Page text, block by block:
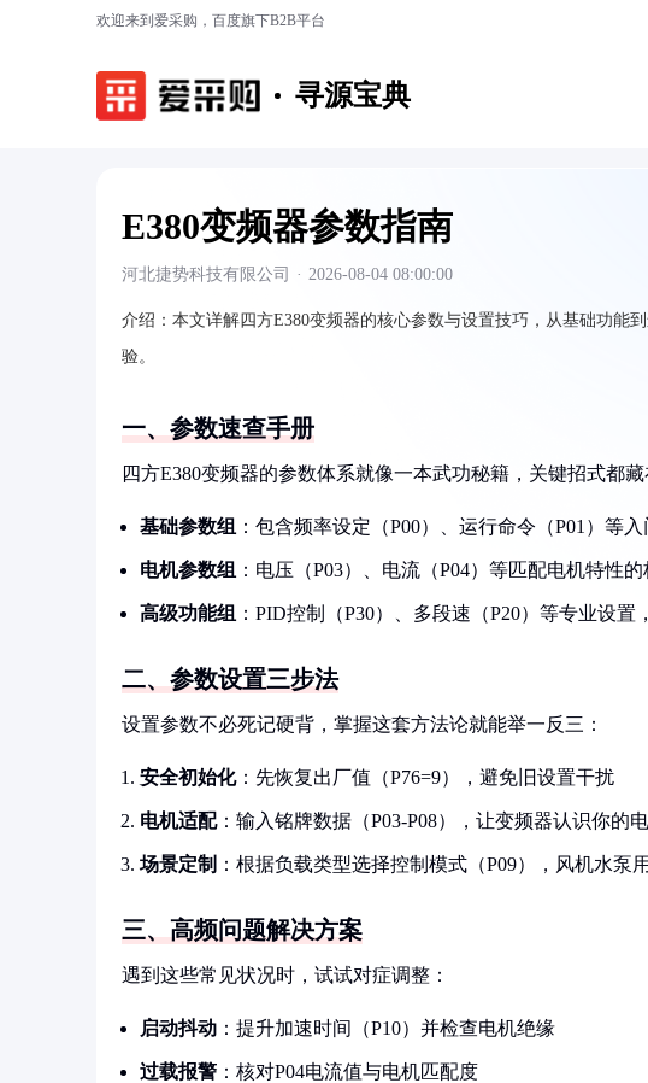
欢迎来到爱采购，百度旗下B2B平台
寻源宝典
E380变频器参数指南
河北捷势科技有限公司 · 2026-08-04 08:00:00
介绍： 本文详解四方E380变频器的核心参数与设置技巧，从基础功能
验。
一、参数速查手册
四方E380变频器的参数体系就像一本武功秘籍，关键招式都藏
基础参数组 ：包含频率设定（P00）、运行命令（P01）等
电机参数组 ：电压（P03）、电流（P04）等匹配电机特性
高级功能组 ：PID控制（P30）、多段速（P20）等专业设置
二、参数设置三步法
设置参数不必死记硬背，掌握这套方法论就能举一反三：
安全初始化：先恢复出厂值（P76=9），避免旧设置干扰
电机适配：输入铭牌数据（P03-P08），让变频器认识你的
场景定制 ：根据负载类型选择控制模式（P09），风机水泵
三、高频问题解决方案
遇到这些常见状况时，试试对症调整：
启动抖动 ：提升加速时间（P10）并检查电机绝缘
过载报警 ：核对P04电流值与电机匹配度